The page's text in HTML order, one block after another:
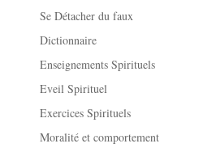
Se Détacher du faux
Dictionnaire
Enseignements Spirituels
Eveil Spirituel
Exercices Spirituels
Moralité et comportement